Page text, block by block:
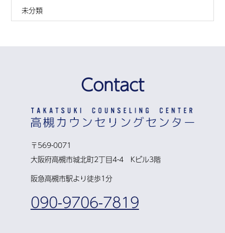
未分類
Contact
〒569-0071
大阪府高槻市城北町2丁目4-4 Kビル3階
阪急高槻市駅より徒歩1分
090-9706-7819